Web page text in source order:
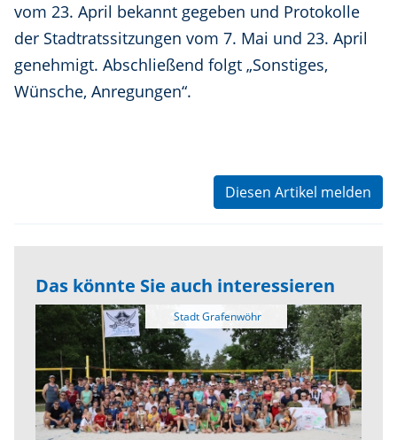
vom 23. April bekannt gegeben und Protokolle
der Stadtratssitzungen vom 7. Mai und 23. April
genehmigt. Abschließend folgt „Sonstiges,
Wünsche, Anregungen“.
Diesen Artikel melden
Das könnte Sie auch interessieren